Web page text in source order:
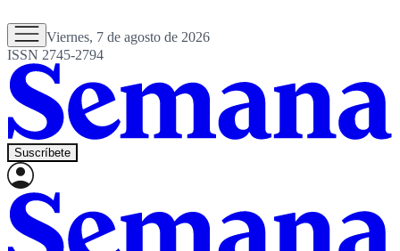
Viernes, 7 de agosto de 2026
ISSN 2745-2794
Suscríbete